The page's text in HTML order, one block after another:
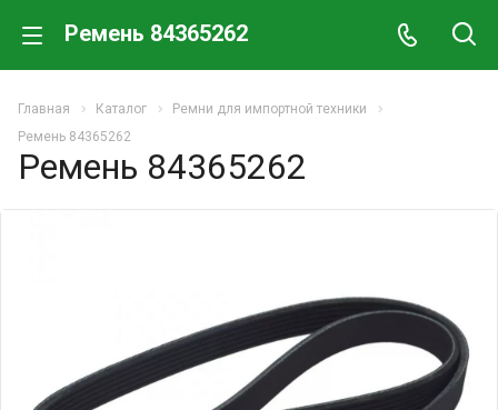
Ремень 84365262
Главная Каталог
Ремни для импортной техники
Ремень 84365262
Ремень 84365262